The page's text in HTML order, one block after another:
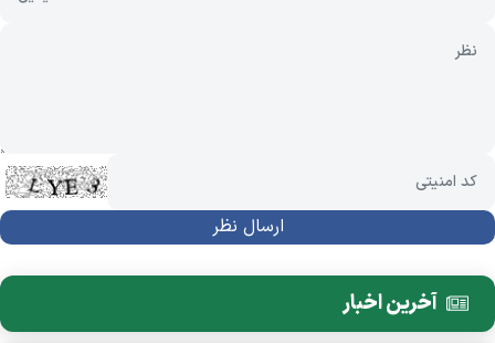
آخرین اخبار